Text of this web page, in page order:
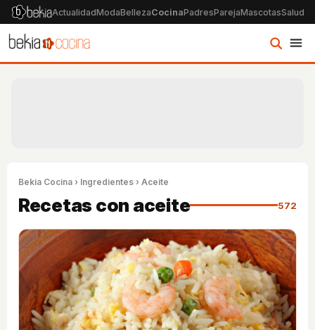
ActualidadModaBellezaCocinaPadresParejaMascotasSalud
Bekia Cocina › Ingredientes › Aceite
Recetas con aceite 572